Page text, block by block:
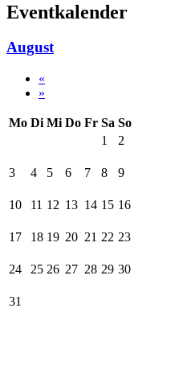
Eventkalender
August
«
»
Mo Di Mi Do Fr Sa So
1
2
3 4 5 6 7 8 9
10 11 12 13 14 15 16
17 18 19 20 21 22 23
24 25 26 27 28 29 30
31